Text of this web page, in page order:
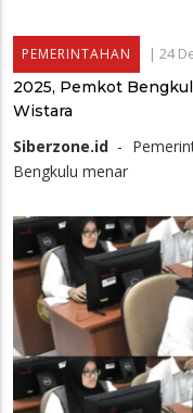
PEMERINTAHAN | 24
2025, Pemkot
Wistara
Siberzone.id -
Bengkulu menar